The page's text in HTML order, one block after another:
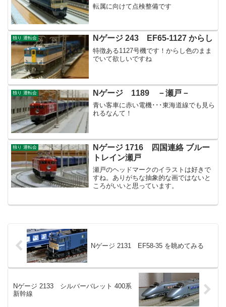
転属に向けて点検整備です
独り 運転会 Nゲージ 243 EF65-1127 からし
特徴ある1127号機です！からし色のまま
でいて欲しいですね
独り 運転会 Nゲージ 1189 －瀬戸－
青い客車に赤い電機･･･東海道線でも見ら
れるなんて！
独り 運転会
Nゲージ 1716 四国連絡 ブルー
トレイン瀬戸
瀬戸のヘッドマークのイラストは好きで
すね。ありがちな抽象的な画ではないと
ころがいいと思っています。
Nゲージ 2131 EF58-35 を眺めてみる
Nゲージ 2133 シルバーバレット 400系
新幹線